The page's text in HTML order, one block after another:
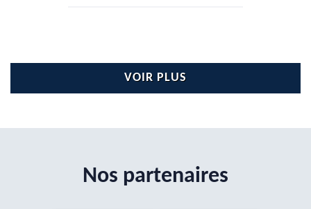
VOIR PLUS
Nos partenaires